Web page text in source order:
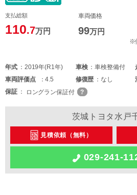
支払総額
110.7万円
車両価格
99万円
※
年式 2019年(R1年) 車検 車検整備付
車両評価点 4.5 修復歴 なし
保証
ロングラン保証付
茨城トヨタ水戸
見積依頼（無料）
029-241-